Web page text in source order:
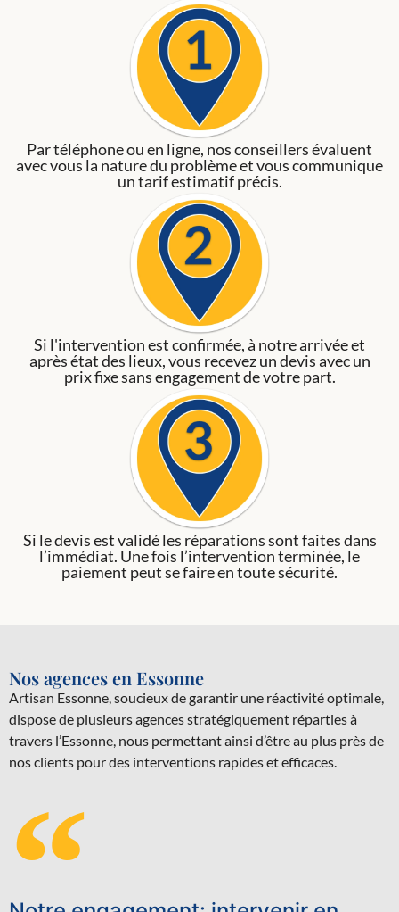
Par téléphone ou en ligne, nos conseillers évaluent
avec vous la nature du problème et vous communique
un tarif estimatif précis.
Si l'intervention est confirmée, à notre arrivée et
après état des lieux, vous recevez un devis avec un
prix fixe sans engagement de votre part.
Si le devis est validé les réparations sont faites dans
l’immédiat. Une fois l’intervention terminée, le
paiement peut se faire en toute sécurité.
Nos agences en Essonne
Artisan Essonne, soucieux de garantir une réactivité optimale,
dispose de plusieurs agences stratégiquement réparties à
travers l’Essonne, nous permettant ainsi d’être au plus près de
nos clients pour des interventions rapides et efficaces.